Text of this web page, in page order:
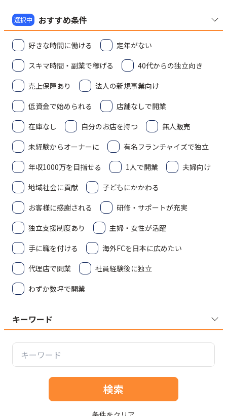
選択中 おすすめ条件
好きな時間に働ける
定年がない
スキマ時間・副業で稼げる
40代からの独立向き
売上保障あり
法人の新規事業向け
低資金で始められる
店舗なしで開業
在庫なし
自分のお店を持つ
無人販売
未経験からオーナーに
有名フランチャイズで独立
年収1000万を目指せる
1人で開業
夫婦向け
地域社会に貢献
子どもにかかわる
お客様に感謝される
研修・サポートが充実
独立支援制度あり
主婦・女性が活躍
手に職を付ける
海外FCを日本に広めたい
代理店で開業
社員経験後に独立
わずか数坪で開業
キーワード
検索